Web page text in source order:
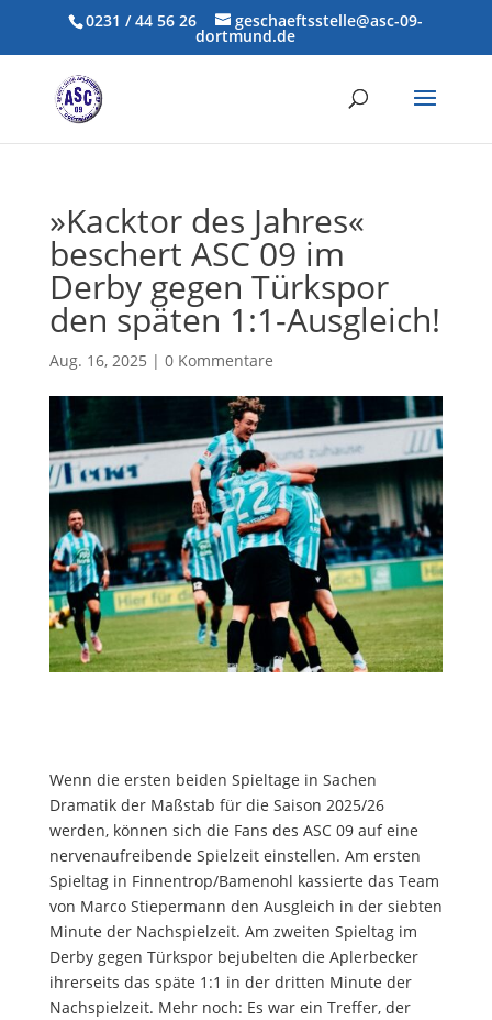
0231 / 44 56 26 geschaeftsstelle@asc-09-
dortmund.de
»Kacktor des Jahres«
beschert ASC 09 im
Derby gegen Türkspor
den späten 1:1-Ausgleich!
Aug. 16, 2025 | 0 Kommentare
Wenn die ersten beiden Spieltage in Sachen
Dramatik der Maßstab für die Saison 2025/26
werden, können sich die Fans des ASC 09 auf eine
nervenaufreibende Spielzeit einstellen. Am ersten
Spieltag in Finnentrop/Bamenohl kassierte das Team
von Marco Stiepermann den Ausgleich in der siebten
Minute der Nachspielzeit. Am zweiten Spieltag im
Derby gegen Türkspor bejubelten die Aplerbecker
ihrerseits das späte 1:1 in der dritten Minute der
Nachspielzeit. Mehr noch: Es war ein Treffer, der